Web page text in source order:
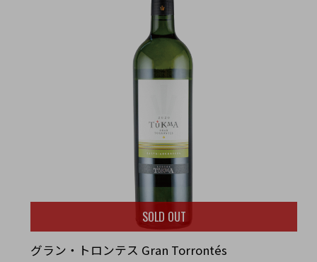
SOLD OUT
グラン・トロンテス Gran Torrontés